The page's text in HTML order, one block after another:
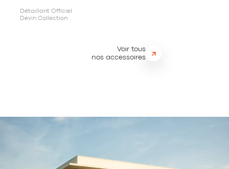
Détaillant Officiel
Devin Collection
Voir tous
nos accessoires